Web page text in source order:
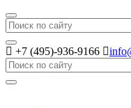
Search
+7 (495)-936-9166
Search